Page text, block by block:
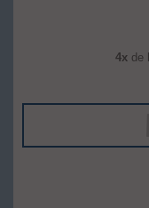
4xde